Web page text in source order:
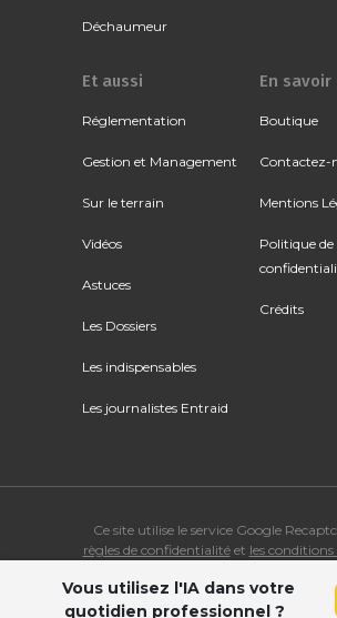
Déchaumeur
Et aussi
Réglementation
Gestion et Management
Sur le terrain
Vidéos
Astuces
Les Dossiers
Les indispensables
Les journalistes Entraid
En savoir
Boutique
Contactez-
Mentions
Politique de
Crédits
Ce site utilise le service Google
règles de confidentialitéet les
© Copyright 2026 ENTRAID. Tous
Vous utilisez l'IA dans votre
quotidien professionnel ?